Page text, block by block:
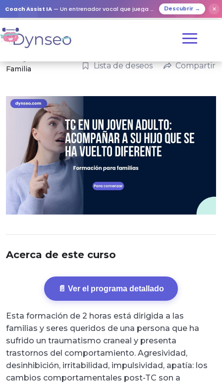
Coach Assist IA — Un entrenador vocal que juega con tus seres queridos Descubrir → ✕
Familia
Lista de deseos Compartir
Acerca de este curso
📄 Ver el programa detallado
Esta formación de 2 horas está dirigida a las
familias y seres queridos de una persona que ha
sufrido un traumatismo craneal y presenta
trastornos del comportamiento. Agresividad,
desinhibición, irritabilidad, impulsividad, apatía: los
cambios comportamentales post-TC son a